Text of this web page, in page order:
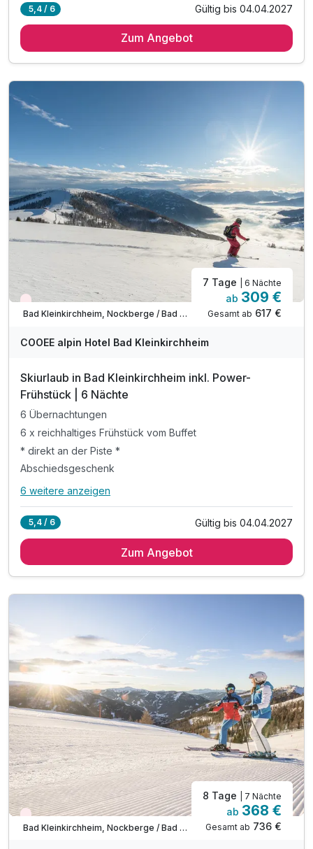
5 x reichhaltiges Frühstück vom Buffet
inkl. Nutzung von Skiraum
inkl. Nutzung des Fitnessraumes
inkl. W-LAN Nutzung
inkl. SonnenscheinCard
5,4 / 6 Gültig bis 04.04.2027
Zum Angebot
Wieder frei ab Dezember
Bad Kleinkirchheim, Nockberge / Bad Kleinkirchheim
7 Tage | 6 Nächte
ab 309 €
Gesamt ab 617 €
COOEE alpin Hotel Bad Kleinkirchheim
Skiurlaub in Bad Kleinkirchheim inkl. Power-
Frühstück | 6 Nächte
6 Übernachtungen
6 x reichhaltiges Frühstück vom Buffet
* direkt an der Piste *
Abschiedsgeschenk
Alle Inklusivleistungen
6 x reichhaltiges Frühstück vom Buffet
inkl. Nutzung des Fitnessraumes
inkl. Parkplatz vor dem Hotel
inkl. W-LAN Nutzung
inkl. SonnenscheinCard
6 weitere anzeigen
5,4 / 6 Gültig bis 04.04.2027
Zum Angebot
Wieder frei ab Dezember
Bad Kleinkirchheim, Nockberge / Bad Kleinkirchheim
8 Tage | 7 Nächte
ab 368 €
Gesamt ab 736 €